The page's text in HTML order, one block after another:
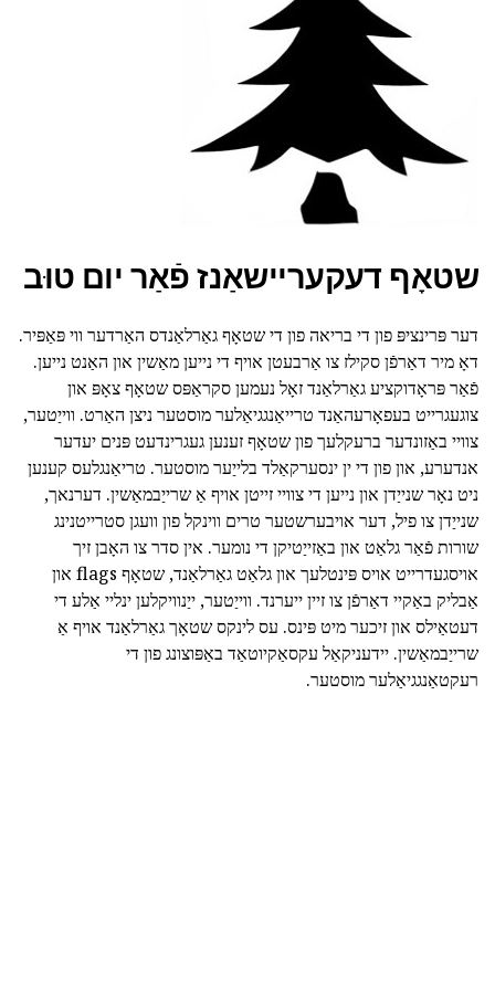
שטאָף דעקעריישאַנז פֿאַר יום טוּב
דער פּרינציפּ פון די בריאה פון די שטאָף גאַרלאַנדס האַרדער ווי פּאַפּיר.
דאָ מיר דאַרפֿן סקילז צו אַרבעטן אויף די נייען מאַשין און האַנט נייען.
פֿאַר פּראָדוקציע גאַרלאַנד זאָל נעמען סקראַפּס שטאָף צאָפּ און
צוגעגרייט בעפאָרעהאַנד טרייאַנגגיאַלער מוסטער ניצן האַרט. ווייַטער,
צוויי באַזונדער ברעקלעך פון שטאָף זענען געגרינדעט פּנים יעדער
אנדערע, און פון די ין ינסערקאַלד בלייַער מוסטער. טריאַנגלעס קענען
ניט נאָר שנייַדן און נייען די צוויי זייטן אויף אַ שרייַבמאַשין. דערנאך,
שנייַדן צו פיל, דער אויבערשטער טרים ווינקל פון וועגן סטרייטנינג
שורות פֿאַר גלאַט און באַזייַטיקן די נומער. אין סדר צו האָבן זיך
אויסגעדרייט אויס פּינטלעך און גלאַט גאַרלאַנד, שטאָף flags און
אַבליק באַקיי דאַרפֿן צו זיין ייערנד. ווייַטער, ייַנוויקלען ינליי אַלע די
דעטאַילס און זיכער מיט פּינס. עס לינקס שטאָך גאַרלאַנד אויף אַ
שרייַבמאַשין. יידעניקאַל עקסאַקיוטאַד באַפּוצונג פון די
רעקטאַנגגיאַלער מוסטער.